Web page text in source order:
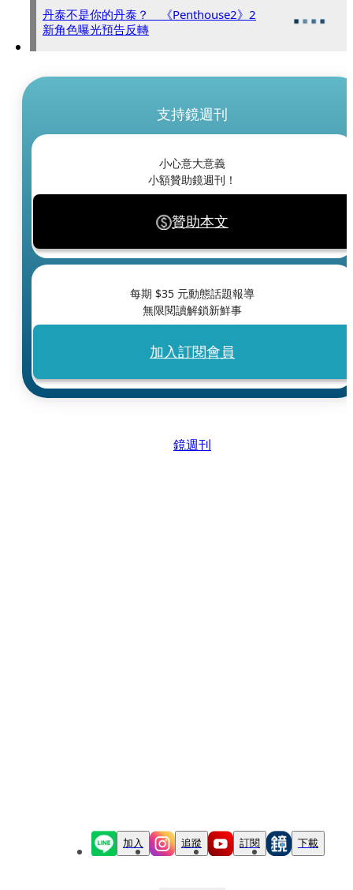
丹泰不是你的丹泰？ 《Penthouse2》2
新角色曝光預告反轉
支持鏡週刊
小心意大意義
小額贊助鏡週刊！
贊助本文
每期 $35 元動態話題報導
無限閱讀解鎖新鮮事
加入訂閱會員
鏡週刊
加入 追蹤 訂閱 下載